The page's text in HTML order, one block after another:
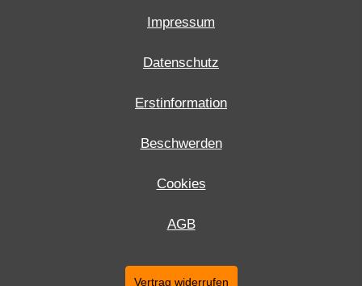
Impressum
Datenschutz
Erstinformation
Beschwerden
Cookies
AGB
Vertrag widerrufen